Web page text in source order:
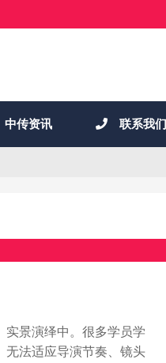
中传资讯 联系我们
实景演绎中。很多学员学
无法适应导演节奏、镜头